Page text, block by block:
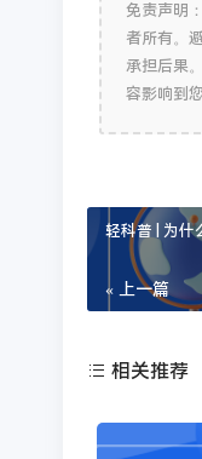
免责声明
者所有。
承担后果
容影响到
轻科普 | 为什
« 上一篇
相关推荐